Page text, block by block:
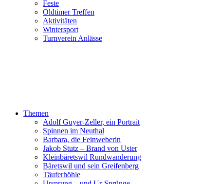
Feste
Oldtimer Treffen
Aktivitäten
Wintersport
Turnverein Anlässe
Themen
Adolf Guyer-Zeller, ein Portrait
Spinnen im Neuthal
Barbara, die Feinweberin
Jakob Stutz – Brand von Uster
Kleinbäretswil Rundwanderung
Bäretswil und sein Greifenberg
Täuferhöhle